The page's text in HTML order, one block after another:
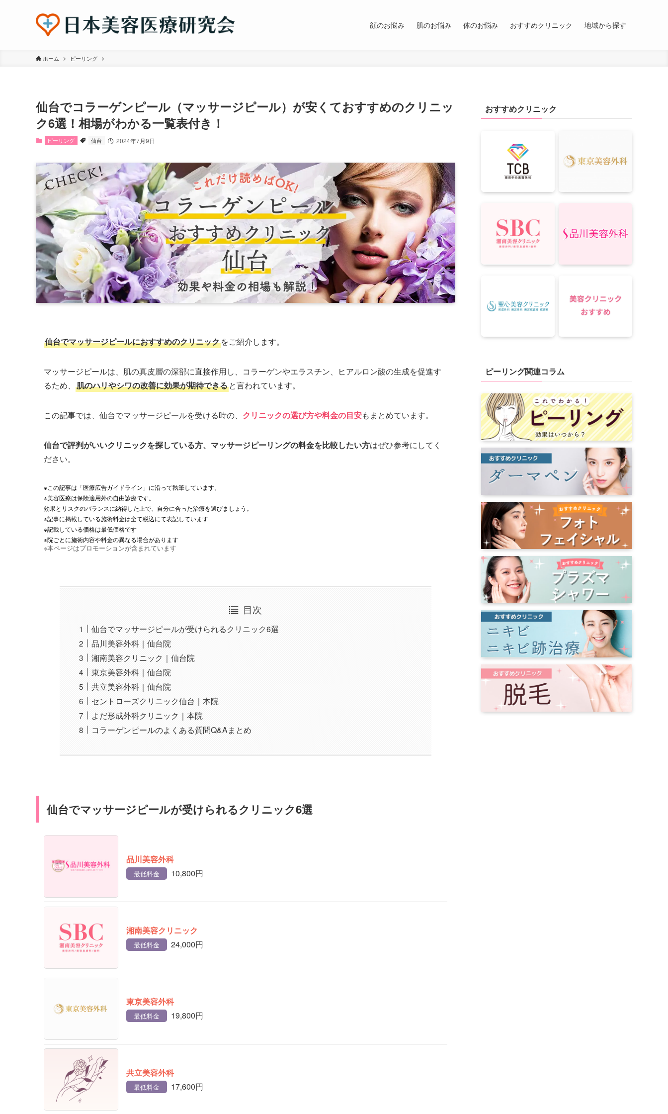
顔のお悩み 肌のお悩み 体のお悩み おすすめクリニック 地域から探す
ホーム ピーリング
仙台でコラーゲンピール（マッサージピール）が安くておすすめのクリニッ
ク6選！相場がわかる一覧表付き！
ピーリング 仙台 2024年7月9日
仙台でマッサージピールにおすすめのクリニックをご紹介します。
マッサージピールは、肌の真皮層の深部に直接作用し、コラーゲンやエラスチン、ヒアルロン酸の生成を促進す
るため、 肌のハリやシワの改善に効果が期待できると言われています。
この記事では、仙台でマッサージピールを受ける時の、 クリニックの選び方や料金の目安もまとめています。
仙台で評判がいいクリニックを探している方、マッサージピーリングの料金を比較したい方はぜひ参考にしてく
ださい。
※この記事は「医療広告ガイドライン」に沿って執筆しています。
※美容医療は保険適用外の自由診療です。
効果とリスクのバランスに納得した上で、自分に合った治療を選びましょう。
※記事に掲載している施術料金は全て税込にて表記しています
※記載している価格は最低価格です
※院ごとに施術内容や料金の異なる場合があります
※本ページはプロモーションが含まれています
目次
仙台でマッサージピールが受けられるクリニック6選
品川美容外科｜仙台院
湘南美容クリニック｜仙台院
東京美容外科｜仙台院
共立美容外科｜仙台院
セントローズクリニック仙台｜本院
よだ形成外科クリニック｜本院
コラーゲンピールのよくある質問Q&Aまとめ
仙台でマッサージピールが受けられるクリニック6選
品川美容外科
最低料金 10,800円
湘南美容クリニック
最低料金 24,000円
東京美容外科
最低料金 19,800円
共立美容外科
最低料金 17,600円
おすすめクリニック
ピーリング関連コラム